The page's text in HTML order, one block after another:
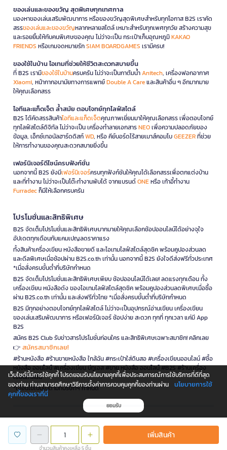
จำนวนสินค้าคงเหลือ 5 ชิ้น
เพิ่มสินค้า
ของเล่นและของขวัญ สุดพิเศษทุกเทศกาล
มองหาของเล่นเสริมพัฒนาการ หรือของขวัญสุดพิเศษสำหรับทุกโอกาส B2S เราคัด
สรรของเล่นและของขวัญหลากหลายสไตล์ เหมาะสำหรับทุกเพศทุกวัย สร้างความสุข
และรอยยิ้มให้กับคนพิเศษของคุณ ไม่ว่าจะเป็น กระเป๋าเก็บอุณหภูมิKAKAO
FRIENDS หรือเกมจดหมายรักSIAM BOARDGAMES เรามีครบ!
ของใช้ในบ้าน ไอเทมที่ช่วยให้ชีวิตสะดวกสบายขึ้น
ที่ B2S เรามีของใช้ในบ้านครบครัน ไม่ว่าจะเป็นกาต้มน้ำAnitech, เครื่องฟอกอากาศ
Xiaomi, หน้ากากอนามัยทางการแพทย์Double A Careและสินค้าอื่น ๆ อีกมากมาย
ให้คุณเลือกสรร
ไอทีและแก็ดเจ็ต ล้ำสมัย ตอบโจทย์ทุกไลฟ์สไตล์
B2S ได้คัดสรรสินค้าไอทีและแก็ดเจ็ตคุณภาพเยี่ยมมาให้คุณเลือกสรร เพื่อตอบโจทย์
ทุกไลฟ์สไตล์ดิจิทัล ไม่ว่าจะเป็น เครื่องทำลายเอกสารNEOเพื่อความปลอดภัยของ
ข้อมูล, เอ็กซ์เทอนัลฮาร์ดดิสก์WD, หรือ คีย์บอร์ดไร้สายเมาส์คอมโบGEEZERที่ช่วย
ให้การทำงานของคุณสะดวกสบายยิ่งขึ้น
เฟอร์นิเจอร์ดีไซน์ครบฟังก์ชั่น
นอกจากนี้ B2S ยังมีเฟอร์นิเจอร์ครบทุกฟังก์ชันให้คุณได้เลือกสรรเพื่อตกแต่งบ้าน
และที่ทำงาน ไม่ว่าจะเป็นโต๊ะทำงานพับได้ จากแบรนด์ONEหรือ เก้าอี้ทำงาน
Furradecก็มีให้เลือกครบครัน
โปรโมชั่นและสิทธิพิเศษ
B2S จัดเต็มโปรโมชั่นและสิทธิพิเศษมากมายให้คุณเลือกช้อปออนไลน์ได้อย่างจุใจ
อัปเดตทุกเดือนกับแคมเปญลดราคาแรง
ทั้งสินค้าเครื่องเขียน หนังสือขายดี และไอเทมไลฟ์สไตล์สุดชิค พร้อมคูปองส่วนลด
และดีลพิเศษเมื่อช้อปผ่าน B2S.co.th เท่านั้น นอกจากนี้ B2S ยังใจดีส่งฟรีทั่วประเทศ
*เมื่อสั่งครบขั้นต่ำที่บริษัทกำหนด
B2S จัดเต็มโปรโมชั่นและสิทธิพิเศษเพียบ ช้อปออนไลน์ได้เลย! ลดแรงทุกเดือน ทั้ง
เครื่องเขียน หนังสือดัง ของไอเทมไลฟ์สไตล์สุดชิค พร้อมคูปองส่วนลดพิเศษเมื่อซื้อ
ผ่าน B2S.co.th เท่านั้น และส่งฟรีทั่วไทย *เมื่อสั่งครบขั้นต่ำที่บริษัทกำหนด
B2S มีทุกอย่างตอบโจทย์ทุกไลฟ์สไตล์ ไม่ว่าจะเป็นอุปกรณ์อ่านเขียน เครื่องเขียน
ของเล่นเสริมพัฒนาการ หรือเฟอร์นิเจอร์ ช้อปง่าย สะดวก ทุกที่ ทุกเวลา แค่มี App
B2S
สมัคร B2S Club รับข่าวสารโปรโมชั่นก่อนใคร และสิทธิพิเศษเฉพาะสมาชิก! คลิกเลย
👉 สมัครสมาชิกเลย!
#ร้านหนังสือ #ร้านขายหนังสือ ใกล้ฉัน #กระเป๋าใส่ดินสอ #เครื่องเขียนออนไลน์ #ซื้อ
หนังสือ ออนไลน์ #เครื่องเขียน บีทูเอส #ขาย หนังสือ ออนไลน์ #B2S #ร้านเครื่อง
เขียนใกล้ฉัน
*เงื่อนไขเป็นไปตามที่บริษัทฯ กำหนด
is a company operating under
เว็บไซต์นี้มีการใช้คุกกี้ โปรดยอมรับนโยบายคุกกี้เพื่อประสบการณ์การใช้บริการที่ดีที่สุด
ของท่าน ท่านสามารถศึกษาวิธีการตั้งค่าการควบคุมคุกกี้ของท่านผ่าน
นโยบายการใช้
คุกกี้ของเราที่นี่
ยอมรับ